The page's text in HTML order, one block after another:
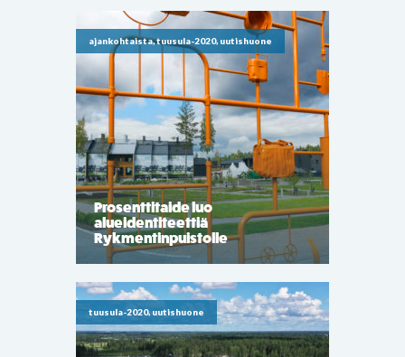
ajankohtaista, tuusula-2020, uutishuone
Prosenttitaide luo
alueidentiteettiä
Rykmentinpuistolle
tuusula-2020, uutishuone